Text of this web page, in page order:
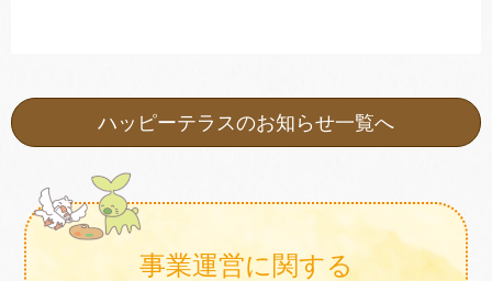
ハッピーテラスのお知らせ一覧へ
事業運営に関する